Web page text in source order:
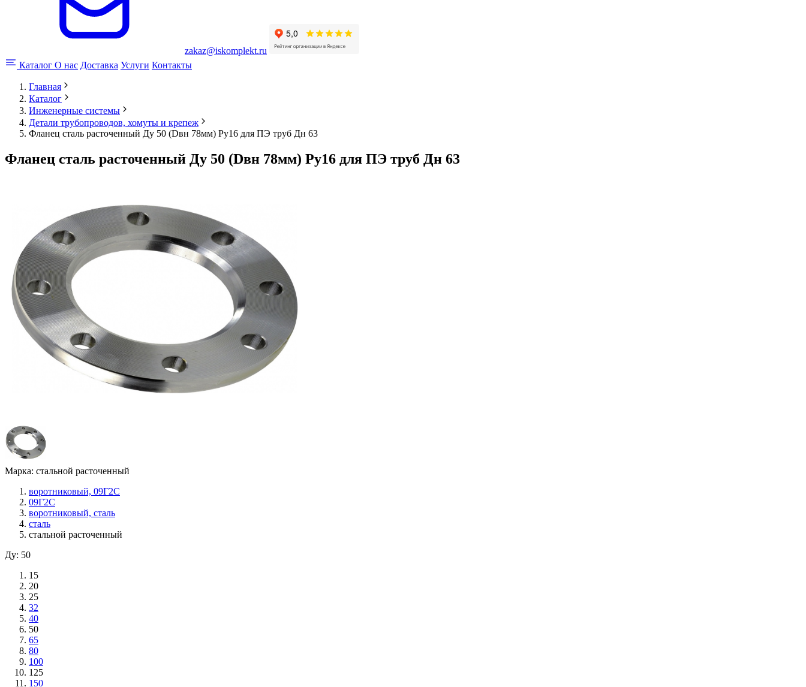
zakaz@iskomplekt.ru
Каталог О нас Доставка Услуги Контакты
Главная
Каталог
Инженерные системы
Детали трубопроводов, хомуты и крепеж
Фланец сталь расточенный Ду 50 (Dвн 78мм) Ру16 для ПЭ труб Дн 63
Фланец сталь расточенный Ду 50 (Dвн 78мм) Ру16 для ПЭ труб Дн 63
Марка: стальной расточенный
воротниковый, 09Г2С
09Г2С
воротниковый, сталь
сталь
стальной расточенный
Ду: 50
15
20
25
32
40
50
65
80
100
125
150